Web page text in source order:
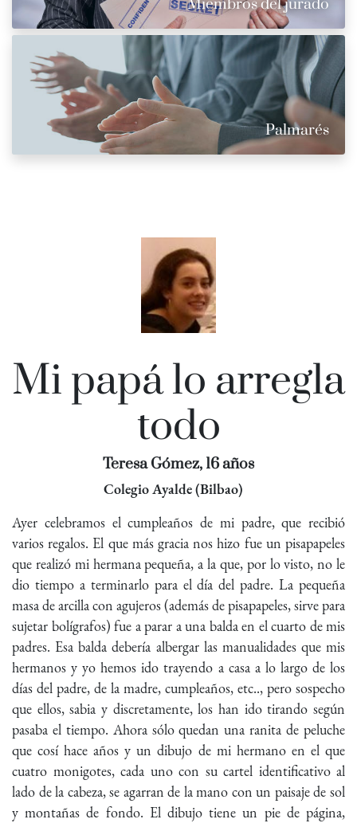
Miembros del jurado
Palmarés
Mi papá lo arregla
todo
Teresa Gómez, 16 años
Colegio Ayalde (Bilbao)
Ayer celebramos el cumpleaños de mi padre, que recibió
varios regalos. El que más gracia nos hizo fue un pisapapeles
que realizó mi hermana pequeña, a la que, por lo visto, no le
dio tiempo a terminarlo para el día del padre. La pequeña
masa de arcilla con agujeros (además de pisapapeles, sirve para
sujetar bolígrafos) fue a parar a una balda en el cuarto de mis
padres. Esa balda debería albergar las manualidades que mis
hermanos y yo hemos ido trayendo a casa a lo largo de los
días del padre, de la madre, cumpleaños, etc.., pero sospecho
que ellos, sabia y discretamente, los han ido tirando según
pasaba el tiempo. Ahora sólo quedan una ranita de peluche
que cosí hace años y un dibujo de mi hermano en el que
cuatro monigotes, cada uno con su cartel identificativo al
lado de la cabeza, se agarran de la mano con un paisaje de sol
y montañas de fondo. El dibujo tiene un pie de página,